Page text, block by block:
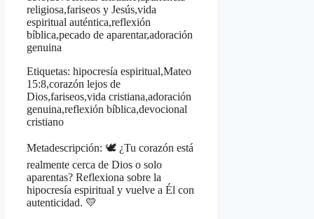
religiosa,fariseos y Jesús,vida
espiritual auténtica,reflexión
bíblica,pecado de aparentar,adoración
genuina
Etiquetas: hipocresía espiritual,Mateo
15:8,corazón lejos de
Dios,fariseos,vida cristiana,adoración
genuina,reflexión bíblica,devocional
cristiano
Metadescripción: 🕊️ ¿Tu corazón está
realmente cerca de Dios o solo
aparentas? Reflexiona sobre la
hipocresía espiritual y vuelve a Él con
autenticidad. 💛